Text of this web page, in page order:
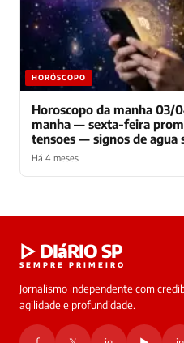
HORÓSCOPO
Horoscopo da manha 03/
manha — sexta-feira
tensoes — signos de agua
Há 4 meses
online
▷ DIáRIO SP
SEMPRE PRIMEIRO
Jornalismo independente com
agilidade e profundidade.